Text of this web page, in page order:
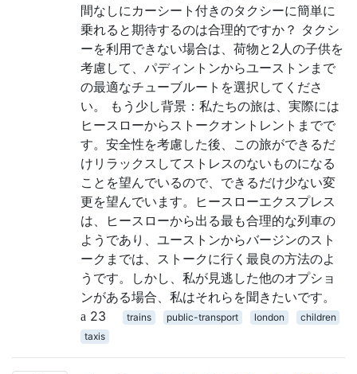
間なしにカーシート付きのタクシーに簡単に
乗れると期待するのは合理的ですか？ タクシ
ーを利用できない場合は、荷物と2人の子供を
考慮して、パディントンからユーストンまで
の最適なチューブルートを選択してくださ
い。 もう少し背景：私たちの旅は、実際には
ヒースローからストークオントレントまでで
す。安全性を考慮した後、この旅ができるだ
けリラックスしてストレスのないものになる
ことを望んでいるので、できるだけ少ない変
更を望んでいます。ヒースローエクスプレス
は、ヒースローから出る最も合理的な列車の
ようであり、ユーストンからバージンのスト
ークまでは、ストークに行く最良の方法のよ
うです。しかし、私が見逃した他のオプショ
ンがある場合、私はそれらを聞きたいです。
23
trains public-transport london
children
taxis